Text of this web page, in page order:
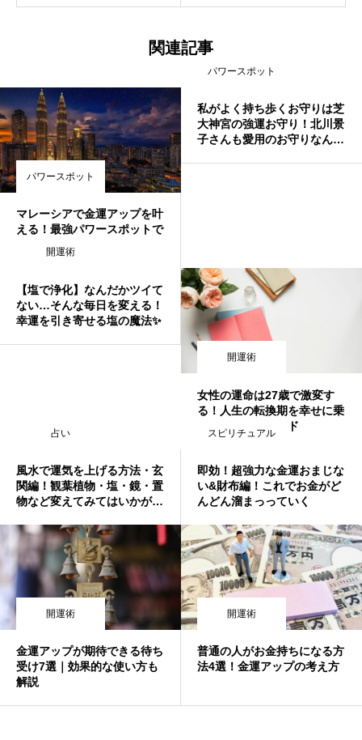
関連記事
パワースポット
マレーシアで金運アップを叶
える！最強パワースポットで
運気上昇の旅
パワースポット
私がよく持ち歩くお守りは芝
大神宮の強運お守り！北川景
子さんも愛用のお守りなんだ
開運術
【塩で浄化】なんだかツイて
ない…そんな毎日を変える！
幸運を引き寄せる塩の魔法✨
開運術
女性の運命は27歳で激変す
る！人生の転換期を幸せに乗
り越える完全ガイド
占い
風水で運気を上げる方法・玄
関編！観葉植物・塩・鏡・置
物など変えてみてはいかがで
スピリチュアル
即効！超強力な金運おまじな
い&財布編！これでお金がど
んどん溜まっっていく
開運術
金運アップが期待できる待ち
受け7選｜効果的な使い方も
解説
開運術
普通の人がお金持ちになる方
法4選！金運アップの考え方